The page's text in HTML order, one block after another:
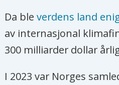
Da bleverdens land
av internasjonal
300 milliarder dollar
I 2023 var Norges